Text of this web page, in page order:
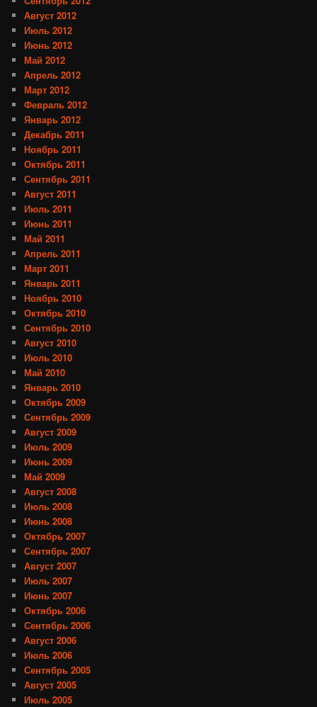
Август 2012
Июль 2012
Июнь 2012
Май 2012
Апрель 2012
Март 2012
Февраль 2012
Январь 2012
Декабрь 2011
Ноябрь 2011
Октябрь 2011
Сентябрь 2011
Август 2011
Июль 2011
Июнь 2011
Май 2011
Апрель 2011
Март 2011
Январь 2011
Ноябрь 2010
Октябрь 2010
Сентябрь 2010
Август 2010
Июль 2010
Май 2010
Январь 2010
Октябрь 2009
Сентябрь 2009
Август 2009
Июль 2009
Июнь 2009
Май 2009
Август 2008
Июль 2008
Июнь 2008
Октябрь 2007
Сентябрь 2007
Август 2007
Июль 2007
Июнь 2007
Октябрь 2006
Сентябрь 2006
Август 2006
Июль 2006
Сентябрь 2005
Август 2005
Июль 2005